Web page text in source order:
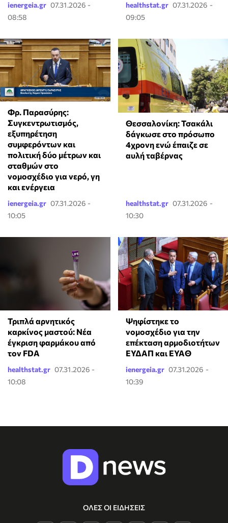
ienergeia.gr 07.31.2026 -
08:58
healthstat.gr 07.31.2026 -
09:05
Φρ. Παρασύρης:
Συγκεντρωτισμός,
εξυπηρέτηση
συμφερόντων και
πολιτική δύο μέτρων και
σταθμών στο
νομοσχέδιο για νερό, γη
και ενέργεια
ienergeia.gr 07.31.2026 -
10:05
Θεσσαλονίκη: Τσακάλι
δάγκωσε στο πρόσωπο
4χρονη ενώ έπαιζε σε
αυλή ταβέρνας
healthstat.gr 07.31.2026 -
10:30
Τριπλά αρνητικός
καρκίνος μαστού: Νέα
έγκριση φαρμάκου από
τον FDA
healthstat.gr 07.31.2026 -
10:08
Ψηφίστηκε το
νομοσχέδιο για την
επέκταση αρμοδιοτήτων
ΕΥΔΑΠ και ΕΥΑΘ
ienergeia.gr 07.31.2026 -
10:39
ΟΛΕΣ ΟΙ ΕΙΔΗΣΕΙΣ